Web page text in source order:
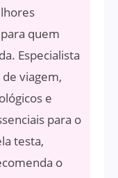
quem
Especialista
viagem,
e
para o
testa,
o